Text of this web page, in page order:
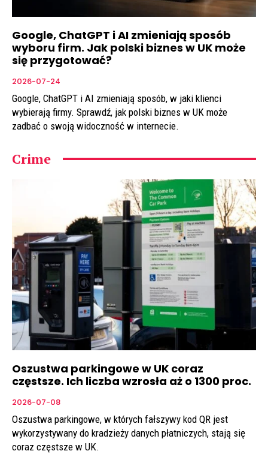
Google, ChatGPT i AI zmieniają sposób
wyboru firm. Jak polski biznes w UK może
się przygotować?
2026-07-24
Google, ChatGPT i AI zmieniają sposób, w jaki klienci
wybierają firmy. Sprawdź, jak polski biznes w UK może
zadbać o swoją widoczność w internecie.
Crime
Oszustwa parkingowe w UK coraz
częstsze. Ich liczba wzrosła aż o 1300 proc.
2026-07-08
Oszustwa parkingowe, w których fałszywy kod QR jest
wykorzystywany do kradzieży danych płatniczych, stają się
coraz częstsze w UK.